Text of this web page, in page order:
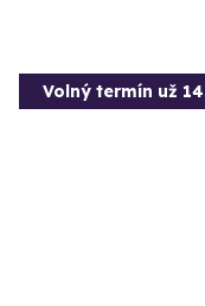
Volný termín už